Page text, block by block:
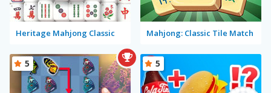
Heritage Mahjong Classic Mahjong: Classic Tile Match
5 5